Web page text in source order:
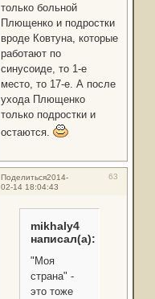
только больной
Плющенко и подростки
вроде Ковтуна, которые
работают по
синусоиде, то 1-е
место, то 17-е. А после
ухода Плющенко
только подростки и
остаются.
Поделиться 63
2014-
02-14 18:04:43
mikhaly4
написал(а):
"Моя
страна" -
это тоже